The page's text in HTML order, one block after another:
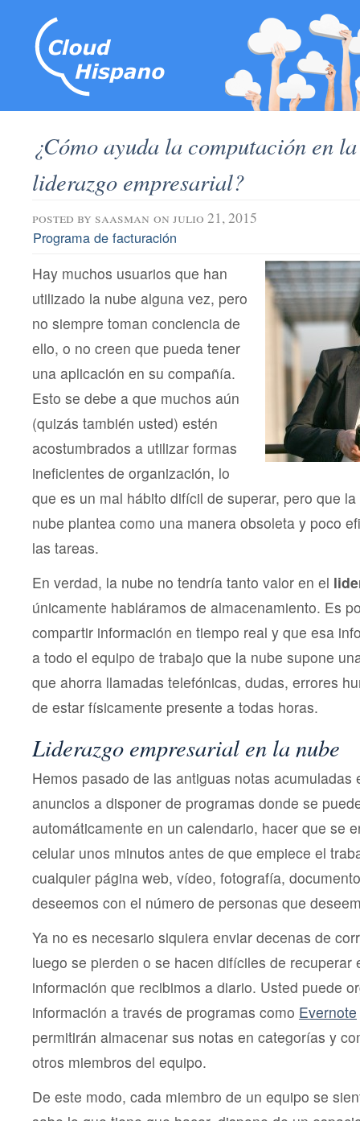
¿Cómo ayuda la computación en
liderazgo empresarial?
posted by saasman on julio 21, 2015
Programa de facturación
Hay muchos usuarios que han
utilizado la nube alguna vez, pero
no siempre toman conciencia de
ello, o no creen que pueda tener
una aplicación en su compañía.
Esto se debe a que muchos aún
(quizás también usted) estén
acostumbrados a utilizar formas
ineficientes de organización, lo
que es un mal hábito difícil de superar, pero que
nube plantea como una manera obsoleta y poco
las tareas.
En verdad, la nube no tendría tanto valor en el
únicamente habláramos de almacenamiento. Es
compartir información en tiempo real y que esa
a todo el equipo de trabajo que la nube supone
que ahorra llamadas telefónicas, dudas, errores
de estar físicamente presente a todas horas.
Liderazgo empresarial en la nube
Hemos pasado de las antiguas notas acumuladas
anuncios a disponer de programas donde se
automáticamente en un calendario, hacer que se
celular unos minutos antes de que empiece el
cualquier página web, vídeo, fotografía,
deseemos con el número de personas que
Ya no es necesario siquiera enviar decenas de
luego se pierden o se hacen difíciles de recuperar
información que recibimos a diario. Usted puede
información a través de programas como Evernote
permitirán almacenar sus notas en categorías y
otros miembros del equipo.
De este modo, cada miembro de un equipo se